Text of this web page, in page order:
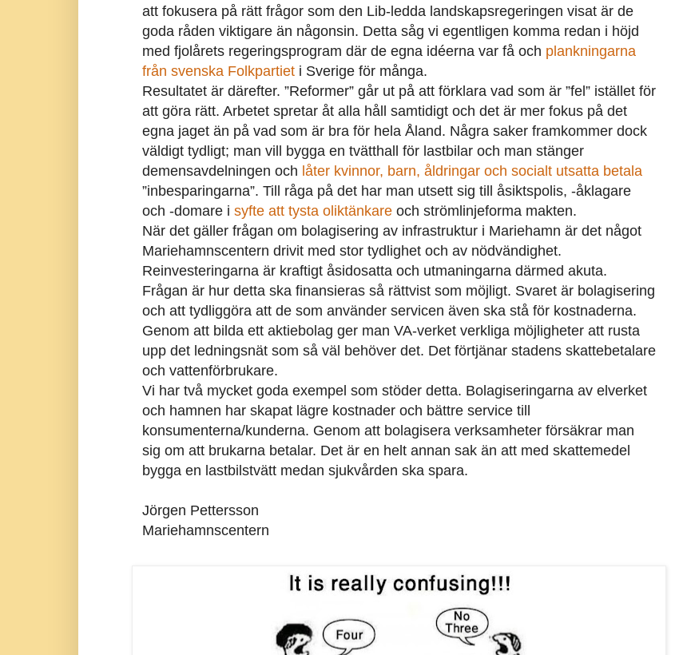
att fokusera på rätt frågor som den Lib-ledda landskapsregeringen visat är de
goda råden viktigare än någonsin. Detta såg vi egentligen komma redan i höjd
med fjolårets regeringsprogram där de egna idéerna var få och plankningarna
från svenska Folkpartieti Sverige för många.
Resultatet är därefter. ”Reformer” går ut på att förklara vad som är ”fel” istället för
att göra rätt. Arbetet spretar åt alla håll samtidigt och det är mer fokus på det
egna jaget än på vad som är bra för hela Åland. Några saker framkommer dock
väldigt tydligt; man vill bygga en tvätthall för lastbilar och man stänger
demensavdelningen och låter kvinnor, barn, åldringar och socialt utsatta betala
”inbesparingarna”. Till råga på det har man utsett sig till åsiktspolis, -åklagare
och -domare i syfte att tysta oliktänkareoch strömlinjeforma makten.
När det gäller frågan om bolagisering av infrastruktur i Mariehamn är det något
Mariehamnscentern drivit med stor tydlighet och av nödvändighet.
Reinvesteringarna är kraftigt åsidosatta och utmaningarna därmed akuta.
Frågan är hur detta ska finansieras så rättvist som möjligt. Svaret är bolagisering
och att tydliggöra att de som använder servicen även ska stå för kostnaderna.
Genom att bilda ett aktiebolag ger man VA-verket verkliga möjligheter att rusta
upp det ledningsnät som så väl behöver det. Det förtjänar stadens skattebetalare
och vattenförbrukare.
Vi har två mycket goda exempel som stöder detta. Bolagiseringarna av elverket
och hamnen har skapat lägre kostnader och bättre service till
konsumenterna/kunderna. Genom att bolagisera verksamheter försäkrar man
sig om att brukarna betalar. Det är en helt annan sak än att med skattemedel
bygga en lastbilstvätt medan sjukvården ska spara.
Jörgen Pettersson
Mariehamnscentern